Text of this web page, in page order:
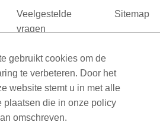
Veelgestelde
vragen
Sitemap
reserved v1.7.6 (NAD-WEB-2)
gebruikt cookies om de
te verbeteren. Door het
website stemt u in met alle
plaatsen die in onze policy
omschreven.